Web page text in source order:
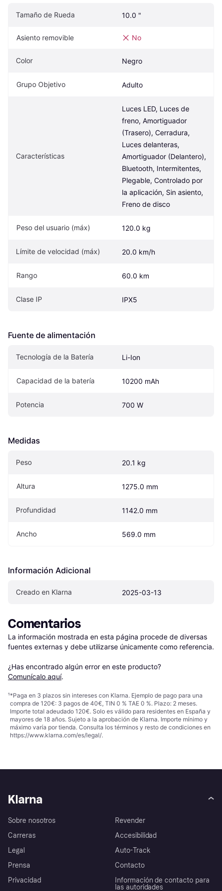
Tamaño de Rueda 10.0 "
Asiento removible No
Color Negro
Grupo Objetivo Adulto
Características
Luces LED, Luces de
freno, Amortiguador
(Trasero), Cerradura,
Luces delanteras,
Amortiguador (Delantero),
Bluetooth, Intermitentes,
Plegable, Controlado por
la aplicación, Sin asiento,
Freno de disco
Peso del usuario (máx) 120.0 kg
Límite de velocidad (máx) 20.0 km/h
Rango 60.0 km
Clase IP IPX5
Fuente de alimentación
Tecnología de la Batería Li-Ion
Capacidad de la batería 10200 mAh
Potencia 700 W
Medidas
Peso 20.1 kg
Altura 1275.0 mm
Profundidad 1142.0 mm
Ancho 569.0 mm
Información Adicional
Creado en Klarna 2025-03-13
Comentarios
La información mostrada en esta página procede de diversas
fuentes externas y debe utilizarse únicamente como referencia.
¿Has encontrado algún error en este producto?
Comunícalo aquí.
¹*Paga en 3 plazos sin intereses con Klarna. Ejemplo de pago para una
compra de 120€: 3 pagos de 40€, TIN 0 % TAE 0 %. Plazo: 2 meses.
Importe total adeudado 120€. Solo es válido para residentes en España y
mayores de 18 años. Sujeto a la aprobación de Klarna. Importe mínimo y
máximo varía por tienda. Consulta los términos y resto de condiciones en
https://www.klarna.com/es/legal/.
Klarna
Sobre nosotros
Carreras
Legal
Prensa
Privacidad
Revender
Accesibilidad
Auto-Track
Contacto
Información de contacto para
las autoridades